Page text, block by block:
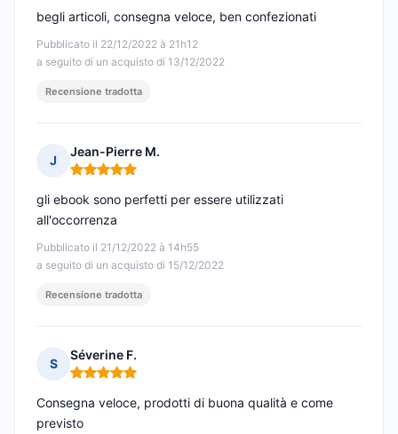
Pubblicato il 22/12/2022 à 21h12
a seguito di un acquisto di 13/12/2022
begli articoli, consegna veloce, ben confezionati
Recensione tradotta
J
Jean-Pierre M.
Nota: 5 su 5
Pubblicato il 21/12/2022 à 14h55
a seguito di un acquisto di 15/12/2022
gli ebook sono perfetti per essere utilizzati
all'occorrenza
Recensione tradotta
S
Séverine F.
Nota: 5 su 5
Consegna veloce, prodotti di buona qualità e come
previsto